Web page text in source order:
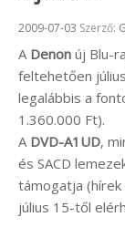
Beküldve:
2009-07-03 Szerző:
A Denon új Blu-
feltehetően
legalábbis a
1.360.000 Ft).
A DVD-A1UD,
és SACD
támogatja
július 15-től